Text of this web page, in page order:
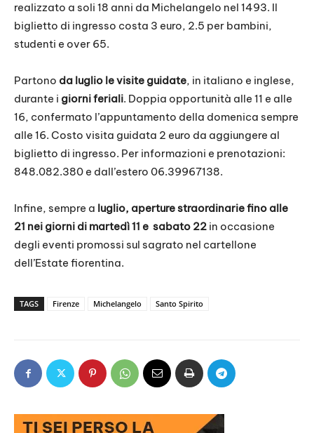
realizzato a soli 18 anni da Michelangelo nel 1493. Il
biglietto di ingresso costa 3 euro, 2.5 per bambini,
studenti e over 65.
Partono da luglio le visite guidate, in italiano e inglese,
durante i giorni feriali. Doppia opportunità alle 11 e alle
16, confermato l’appuntamento della domenica sempre
alle 16. Costo visita guidata 2 euro da aggiungere al
biglietto di ingresso. Per informazioni e prenotazioni:
848.082.380 e dall’estero 06.39967138.
Infine, sempre a luglio, aperture straordinarie fino alle
21 nei giorni di martedì 11 e sabato 22 in occasione
degli eventi promossi sul sagrato nel cartellone
dell’Estate fiorentina.
TAGS Firenze Michelangelo Santo Spirito